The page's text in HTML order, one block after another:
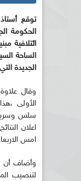
توقع
الحكومة
ائتلافية
الساحة
الجديدة التي
وقال
الأولى
سلس
اعلان
امس
لتنصيب